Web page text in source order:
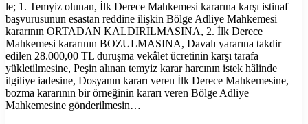
le; 1. Temyiz olunan, İlk Derece Mahkemesi kararına karşı istinaf
başvurusunun esastan reddine ilişkin Bölge Adliye Mahkemesi
kararının ORTADAN KALDIRILMASINA, 2. İlk Derece
Mahkemesi kararının BOZULMASINA, Davalı yararına takdir
edilen 28.000,00 TL duruşma vekâlet ücretinin karşı tarafa
yükletilmesine, Peşin alınan temyiz karar harcının istek hâlinde
ilgiliye iadesine, Dosyanın kararı veren İlk Derece Mahkemesine,
bozma kararının bir örneğinin kararı veren Bölge Adliye
Mahkemesine gönderilmesin…